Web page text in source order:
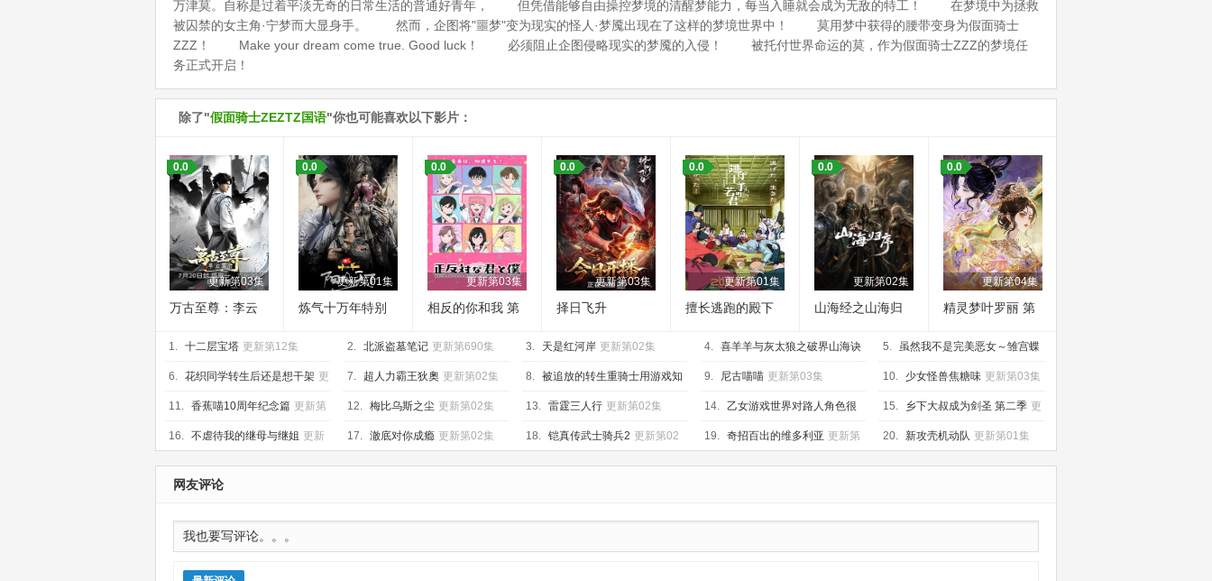
万津莫。自称是过着平淡无奇的日常生活的普通好青年， 但凭借能够自由操控梦境的清醒梦能力，每当入睡就会成为无敌的特工！ 在梦境中为拯救
被囚禁的女主角·宁梦而大显身手。 然而，企图将"噩梦"变为现实的怪人·梦魇出现在了这样的梦境世界中！ 莫用梦中获得的腰带变身为假面骑士
ZZZ！ Make your dream come true. Good luck！ 必须阻止企图侵略现实的梦魇的入侵！ 被托付世界命运的莫，作为假面骑士ZZZ的梦境任
务正式开启！
除了"假面骑士ZEZTZ国语"你也可能喜欢以下影片：
更新第03集
0.0
万古至尊：李云
更新第01集
0.0
炼气十万年特别
更新第03集
0.0
相反的你和我 第
更新第03集
0.0
择日飞升
更新第01集
0.0
擅长逃跑的殿下
更新第02集
0.0
山海经之山海归
更新第04集
0.0
精灵梦叶罗丽 第
1. 十二层宝塔 更新第12集 2. 北派盗墓笔记 更新第690集 3. 天是红河岸 更新第02集 4. 喜羊羊与灰太狼之破界山海诀
更新第46集
5. 虽然我不是完美恶女～雏宫蝶
鼠替换传～ 更新第01集
6. 花织同学转生后还是想干架 更
新第02集
7. 超人力霸王狄奧 更新第02集 8. 被追放的转生重骑士用游戏知
识开无双 更新第03集
9. 尼古喵喵 更新第03集 10. 少女怪兽焦糖味 更新第03集
11. 香蕉喵10周年纪念篇 更新第
01集
12. 梅比乌斯之尘 更新第02集 13. 雷霆三人行 更新第02集 14. 乙女游戏世界对路人角色很
不友好 第二季 更新第02集
15. 乡下大叔成为剑圣 第二季 更
新第02集
16. 不虐待我的继母与继姐 更新
第02集
17. 澈底对你成瘾 更新第02集 18. 铠真传武士骑兵2 更新第02
集
19. 奇招百出的维多利亚 更新第
02集
20. 新攻壳机动队 更新第01集
网友评论